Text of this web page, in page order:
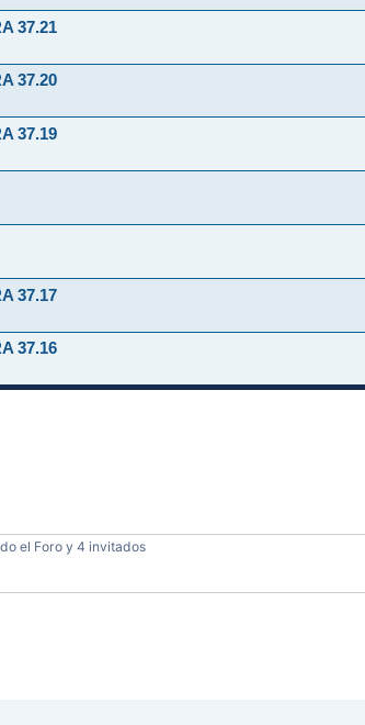
37.21
37.20
37.19
37.17
37.16
el Foro y 4 invitados